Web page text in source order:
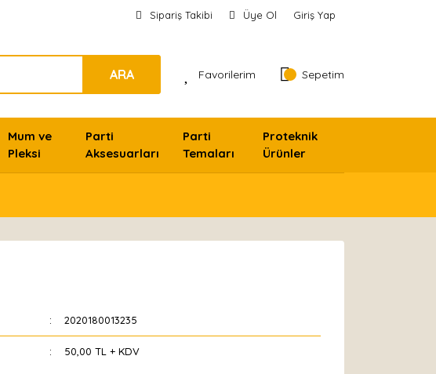
Sipariş Takibi Üye Ol Giriş Yap
ARA Favorilerim Sepetim
Mum ve
Pleksi
Parti
Aksesuarları
Parti
Temaları
Proteknik
Ürünler
2020180013235
50,00 TL + KDV